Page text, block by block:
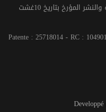
الإيداع القانوني طبقا لقانون الصحافة والنشر المؤرخ بتاريخ 10غشت
Patente : 25718014 - RC :